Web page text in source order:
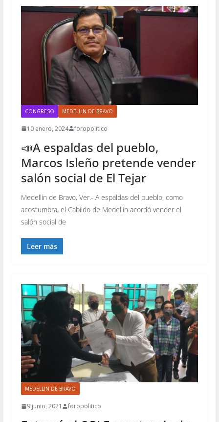
CONGRESO MEDELLIN DE BRAVO
10 enero, 2024 foropolitico
📣A espaldas del pueblo,
Marcos Isleño pretende vender
salón social de El Tejar
Medellín de Bravo, Ver.- A espaldas del pueblo, como
acostumbra, el Cabildo de Medellín acordó vender el
salón social de
Leer más
MEDELLIN DE BRAVO
9 junio, 2021 foropolitico